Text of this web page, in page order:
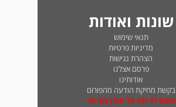
שונות ואודות
תנאי שימוש
מדיניות פרטיות
הצהרת נגישות
פרסם אצלנו
אודותינו
בקשת מחיקת הודעה מהפורום
טופס לדיווח על תוכן בעייתי